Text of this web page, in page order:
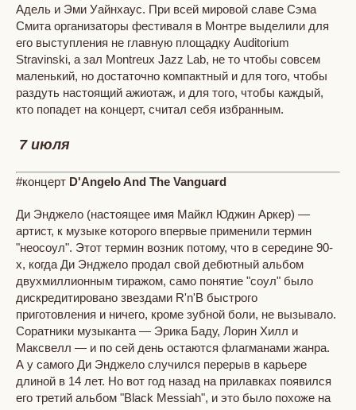
Адель и Эми Уайнхаус. При всей мировой славе Сэма
Смита организаторы фестиваля в Монтре выделили для
его выступления не главную площадку Auditorium
Stravinski, а зал Montreux Jazz Lab, не то чтобы совсем
маленький, но достаточно компактный и для того, чтобы
раздуть настоящий ажиотаж, и для того, чтобы каждый,
кто попадет на концерт, считал себя избранным.
7 июля
#концерт D'Angelo And The Vanguard
Ди Энджело (настоящее имя Майкл Юджин Аркер) —
артист, к музыке которого впервые применили термин
"неосоул". Этот термин возник потому, что в середине 90-
х, когда Ди Энджело продал свой дебютный альбом
двухмиллионным тиражом, само понятие "соул" было
дискредитировано звездами R'n'B быстрого
приготовления и ничего, кроме зубной боли, не вызывало.
Соратники музыканта — Эрика Баду, Лорин Хилл и
Максвелл — и по сей день остаются флагманами жанра.
А у самого Ди Энджело случился перерыв в карьере
длиной в 14 лет. Но вот год назад на прилавках появился
его третий альбом "Black Messiah", и это было похоже на